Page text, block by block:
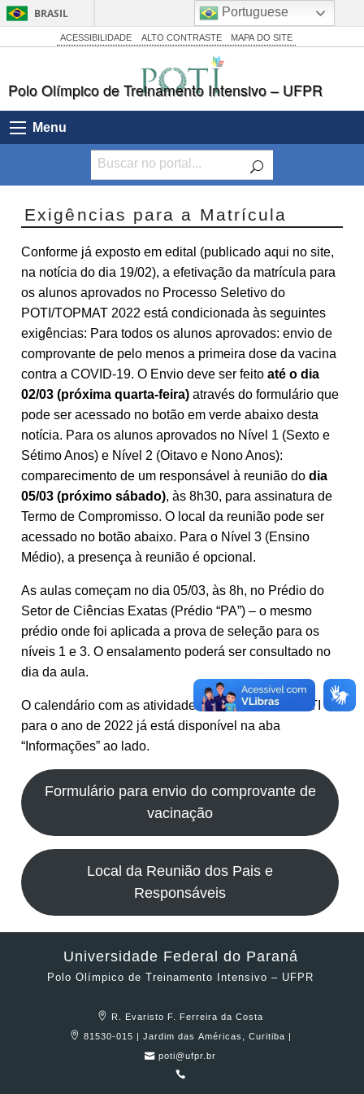
BRASIL
Simplifique!
Participe
Legislação
Canais
ACESSIBILIDADE ALTO CONTRASTE MAPA DO SITE
Polo Olímpico de Treinamento Intensivo – UFPR
Menu
Exigências para a Matrícula
Conforme já exposto em edital (publicado aqui no site,
na notícia do dia 19/02), a efetivação da matrícula para
os alunos aprovados no Processo Seletivo do
POTI/TOPMAT 2022 está condicionada às seguintes
exigências: Para todos os alunos aprovados: envio de
comprovante de pelo menos a primeira dose da vacina
contra a COVID-19. O Envio deve ser feito até o dia
02/03 (próxima quarta-feira) através do formulário que
pode ser acessado no botão em verde abaixo desta
notícia. Para os alunos aprovados no Nível 1 (Sexto e
Sétimo Anos) e Nível 2 (Oitavo e Nono Anos):
comparecimento de um responsável à reunião do dia
05/03 (próximo sábado), às 8h30, para assinatura de
Termo de Compromisso. O local da reunião pode ser
acessado no botão abaixo. Para o Nível 3 (Ensino
Médio), a presença à reunião é opcional.
As aulas começam no dia 05/03, às 8h, no Prédio do
Setor de Ciências Exatas (Prédio “PA”) – o mesmo
prédio onde foi aplicada a prova de seleção para os
níveis 1 e 3. O ensalamento poderá ser consultado no
dia da aula.
O calendário com as atividades detalhadas do POTI
para o ano de 2022 já está disponível na aba
“Informações” ao lado.
Formulário para envio do comprovante de
vacinação
Local da Reunião dos Pais e
Responsáveis
Universidade Federal do Paraná
Polo Olímpico de Treinamento Intensivo – UFPR
R. Evaristo F. Ferreira da Costa
81530-015 | Jardim das Américas, Curitiba |
poti@ufpr.br
Portuguese